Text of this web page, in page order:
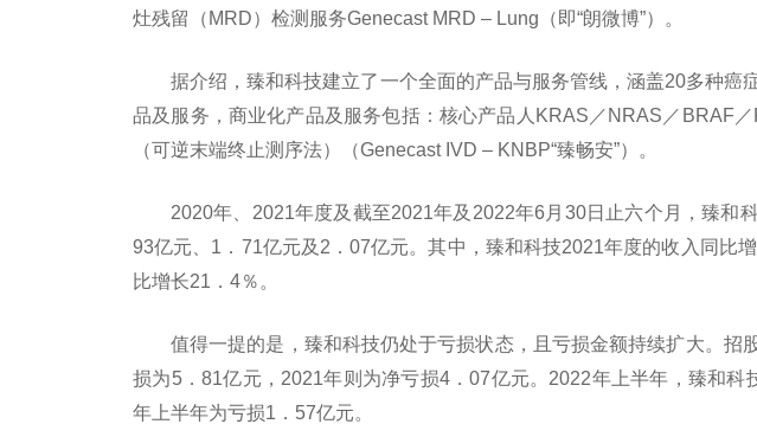
灶残留（MRD）检测服务Genecast MRD – Lung（即“朗微博”）。
据介绍，臻和科技建立了一个全面的产品与服务管线，涵盖20多种癌
品及服务，商业化产品及服务包括：核心产品人KRAS／NRAS／BRAF
（可逆末端终止测序法）（Genecast IVD – KNBP“臻畅安”）。
2020年、2021年度及截至2021年及2022年6月30日止六个月，臻和
93亿元、1．71亿元及2．07亿元。其中，臻和科技2021年度的收入同比
比增长21．4％。
值得一提的是，臻和科技仍处于亏损状态，且亏损金额持续扩大。招
损为5．81亿元，2021年则为净亏损4．07亿元。2022年上半年，臻和科
年上半年为亏损1．57亿元。